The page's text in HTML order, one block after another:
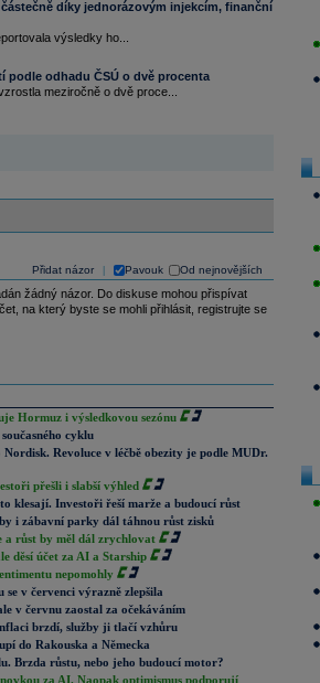
díky jednorázovým injekcím, finanční
výsledky ho...
podle odhadu ČSÚ o dvě procenta
meziročně o dvě proce...
Přidat názor Pavouk Od nejnovějších
žádný názor. Do diskuse mohou přispívat
na který byste se mohli přihlásit, registrujte se
Hormuz i výsledkovou sezónu
cyklu
Revoluce v léčbě obezity je podle MUDr.
přešli i slabší výhled
klesají. Investoři řeší marže a budoucí růst
i zábavní parky dál táhnou růst zisků
růst by měl dál zrychlovat
děsí účet za AI a Starship
nepomohly
v červenci výrazně zlepšila
v červnu zaostal za očekáváním
brzdí, služby ji tlačí vzhůru
do Rakouska a Německa
Brzda růstu, nebo jeho budoucí motor?
za AI. Naopak optimismus podporují